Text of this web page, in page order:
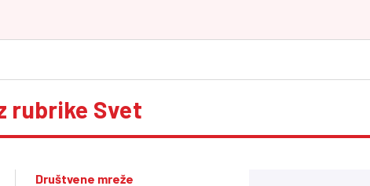
rubrike Svet
Društvene mreže